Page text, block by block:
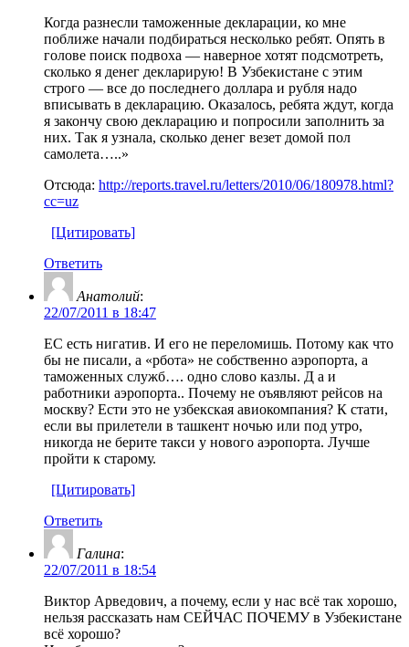
Когда разнесли таможенные декларации, ко мне
поближе начали подбираться несколько ребят. Опять в
голове поиск подвоха — наверное хотят подсмотреть,
сколько я денег декларирую! В Узбекистане с этим
строго — все до последнего доллара и рубля надо
вписывать в декларацию. Оказалось, ребята ждут, когда
я закончу свою декларацию и попросили заполнить за
них. Так я узнала, сколько денег везет домой пол
самолета…..»
Отсюда: http://reports.travel.ru/letters/2010/06/180978.html?
cc=uz
[Цитировать]
Ответить
Анатолий:
22/07/2011 в 18:47
ЕС есть нигатив. И его не переломишь. Потому как что
бы не писали, а «рбота» не собственно аэропорта, а
таможенных служб…. одно слово казлы. Д а и
работники аэропорта.. Почему не оъявляют рейсов на
москву? Ести это не узбекская авиокомпания? К стати,
если вы прилетели в ташкент ночью или под утро,
никогда не берите такси у нового аэропорта. Лучше
пройти к старому.
[Цитировать]
Ответить
Галина:
22/07/2011 в 18:54
Виктор Арведович, а почему, если у нас всё так хорошо,
нельзя рассказать нам СЕЙЧАС ПОЧЕМУ в Узбекистане
всё хорошо?